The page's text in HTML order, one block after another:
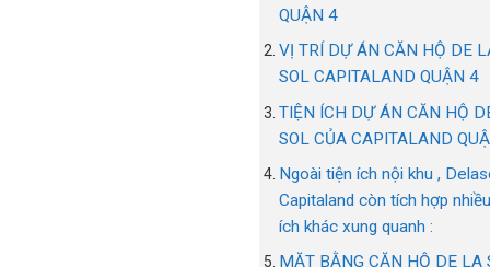
QUẬN 4
VỊ TRÍ DỰ ÁN CĂN HỘ DE
SOL CAPITALAND QUẬN 4
TIỆN ÍCH DỰ ÁN CĂN HỘ
SOL CỦA CAPITALAND
Ngoài tiện ích nội khu ,
Capitaland còn tích hợp
ích khác xung quanh :
MẶT BẰNG CĂN HỘ DE LA